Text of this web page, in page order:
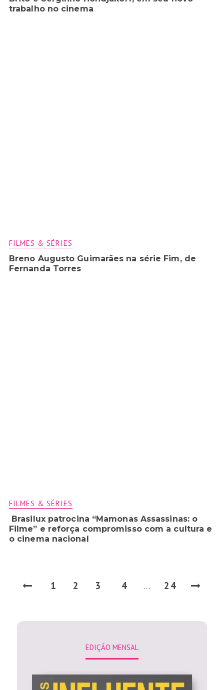
trabalho no cinema
FILMES & SÉRIES
Breno Augusto Guimarães na série Fim, de
Fernanda Torres
FILMES & SÉRIES
Brasilux patrocina “Mamonas Assassinas: o
Filme” e reforça compromisso com a cultura e
o cinema nacional
1 2 3 4 … 24
EDIÇÃO MENSAL